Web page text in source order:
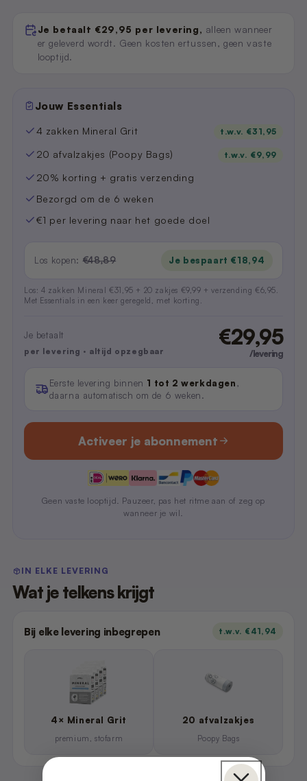
Je betaalt €29,95 per levering, alleen wanneer
er geleverd wordt. Geen kosten ertussen, geen vaste
looptijd.
Jouw Essentials
4 zakken Mineral Grit t.w.v. €31,95
20 afvalzakjes (Poopy Bags) t.w.v. €9,99
20% korting + gratis verzending
Bezorgd om de 6 weken
€1 per levering naar het goede doel
Los kopen:€48,89 Je bespaart €18,94
Los: 4 zakken Mineral €31,95 + 20 zakjes €9,99 + verzending €6,95.
Met Essentials in een keer geregeld, met korting.
Je betaalt
per levering · altijd opzegbaar
€29,95
/levering
Eerste levering binnen 1 tot 2 werkdagen ,
daarna automatisch om de 6 weken.
Activeer je abonnement
Geen vaste looptijd. Pauzeer, pas het ritme aan of zeg op
wanneer je wil.
IN ELKE LEVERING
Wat je telkens krijgt
t.w.v. €41,94
Bij elke levering inbegrepen
4× Mineral Grit
premium, stofarm
20 afvalzakjes
Poopy Bags